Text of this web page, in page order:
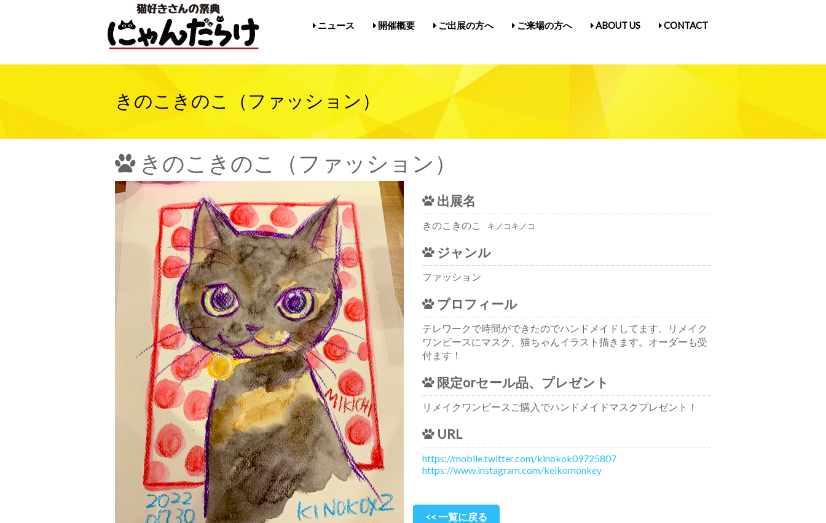
ニュース 開催概要 ご出展の方へ ご来場の方へ ABOUT US CONTACT
きのこきのこ（ファッション）
きのこきのこ（ファッション）
出展名
きのこきのこ キノコキノコ
ジャンル
ファッション
プロフィール
テレワークで時間ができたのでハンドメイドしてます。リメイク
ワンピースにマスク、猫ちゃんイラスト描きます。オーダーも受
付ます！
限定orセール品、プレゼント
リメイクワンピースご購入でハンドメイドマスクプレゼント！
URL
https://mobile.twitter.com/kinokok09725807
https://www.instagram.com/keikomonkey
<< 一覧に戻る